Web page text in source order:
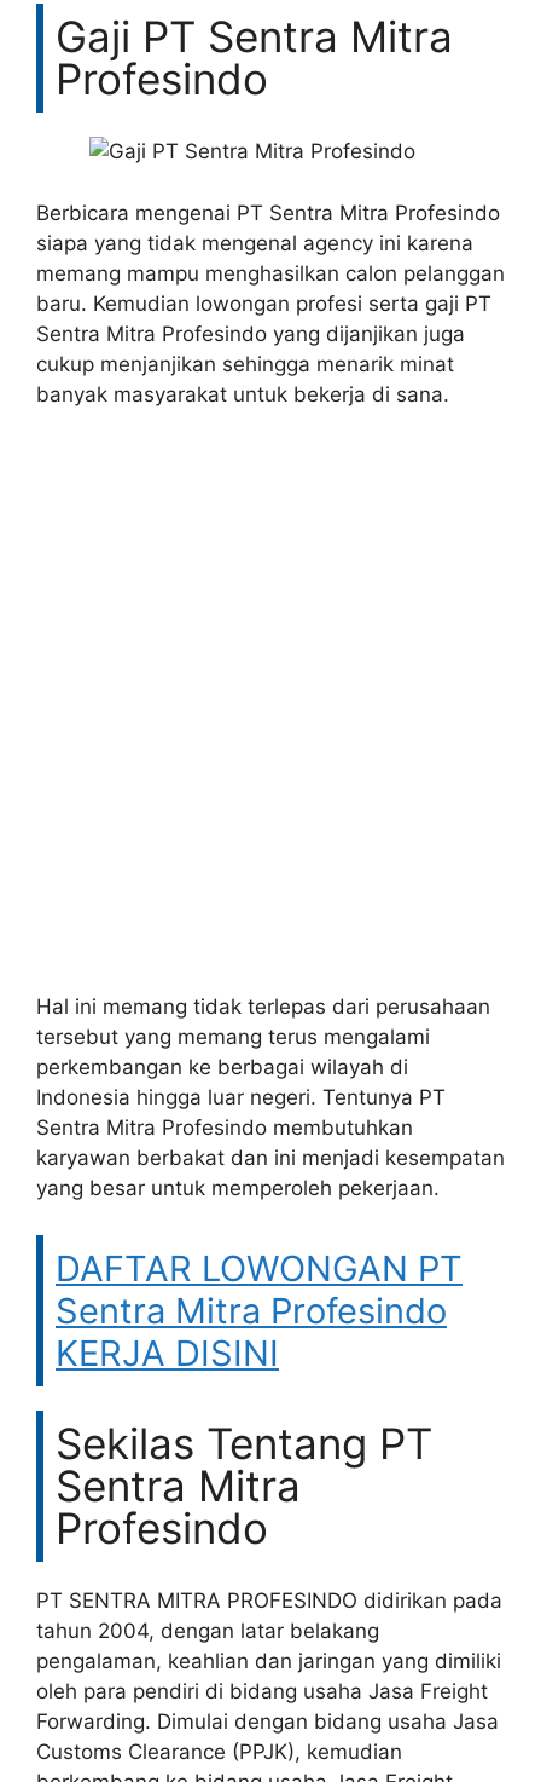
Gaji PT Sentra Mitra
Profesindo
Berbicara mengenai PT Sentra Mitra Profesindo
siapa yang tidak mengenal agency ini karena
memang mampu menghasilkan calon pelanggan
baru. Kemudian lowongan profesi serta gaji PT
Sentra Mitra Profesindo yang dijanjikan juga
cukup menjanjikan sehingga menarik minat
banyak masyarakat untuk bekerja di sana.
Hal ini memang tidak terlepas dari perusahaan
tersebut yang memang terus mengalami
perkembangan ke berbagai wilayah di
Indonesia hingga luar negeri. Tentunya PT
Sentra Mitra Profesindo membutuhkan
karyawan berbakat dan ini menjadi kesempatan
yang besar untuk memperoleh pekerjaan.
DAFTAR LOWONGAN PT
Sentra Mitra Profesindo
KERJA DISINI
Sekilas Tentang PT
Sentra Mitra
Profesindo
PT SENTRA MITRA PROFESINDO didirikan pada
tahun 2004, dengan latar belakang
pengalaman, keahlian dan jaringan yang dimiliki
oleh para pendiri di bidang usaha Jasa Freight
Forwarding. Dimulai dengan bidang usaha Jasa
Customs Clearance (PPJK), kemudian